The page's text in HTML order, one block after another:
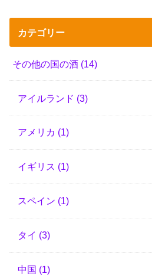
カテゴリー
その他の国の酒 (14)
アイルランド (3)
アメリカ (1)
イギリス (1)
スペイン (1)
タイ (3)
中国 (1)